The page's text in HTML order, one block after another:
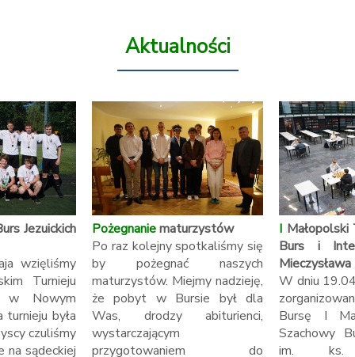
Aktualności
Jezuickich
wzięliśmy
Turnieju
w Nowym
turnieju była
czuliśmy
na sądeckiej
Pożegnaniematurzystów
Po raz kolejny spotkaliśmy się
by pożegnać naszych
maturzystów. Miejmy nadzieję,
że pobyt w Bursie był dla
Was, drodzy abiturienci,
wystarczającym
przygotowaniem do
I Małopolski
Burs i
W dniu
Bursę I
Szachowy
im. ks.